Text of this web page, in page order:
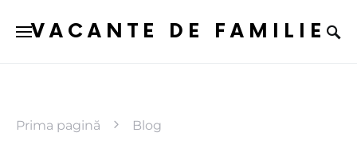
VACANTE DE FAMILIE
Prima pagină Blog